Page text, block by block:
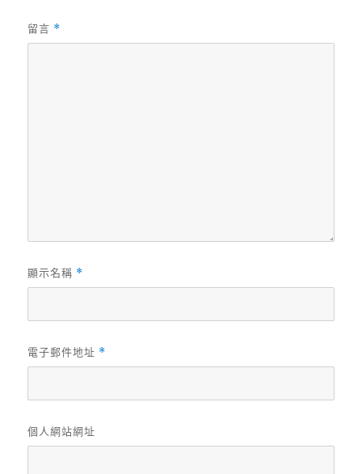
留言 *
顯示名稱 *
電子郵件地址 *
個人網站網址